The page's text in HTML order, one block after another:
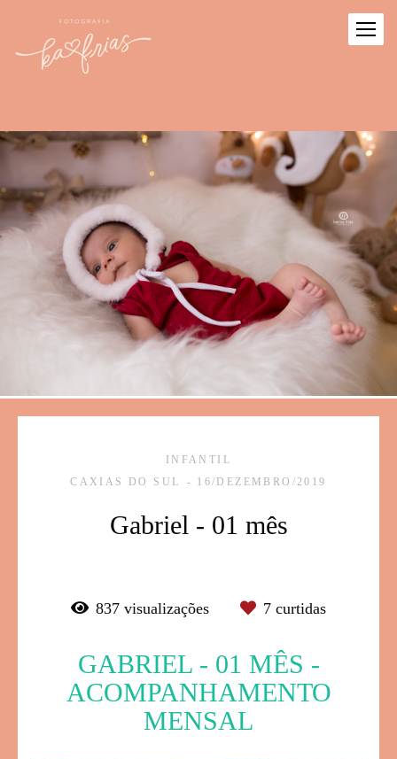
INFANTIL
CAXIAS DO SUL
16/DEZEMBRO/2019
Gabriel - 01 mês
837 visualizações 7 curtidas
GABRIEL - 01 MÊS -
ACOMPANHAMENTO
MENSAL